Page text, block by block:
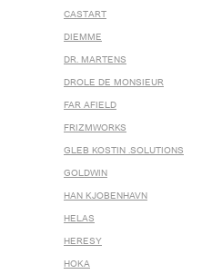
CASTART
DIEMME
DR. MARTENS
DROLE DE MONSIEUR
FAR AFIELD
FRIZMWORKS
GLEB KOSTIN .SOLUTIONS
GOLDWIN
HAN KJOBENHAVN
HELAS
HERESY
HOKA